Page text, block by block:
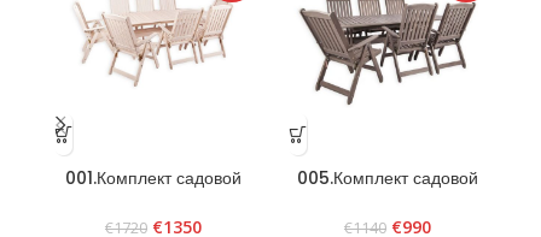
001.Комплект садовой
€1720 €1350
005.Комплект садовой
Графит
€1140 €990